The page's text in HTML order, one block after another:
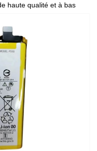
haute qualité et à bas